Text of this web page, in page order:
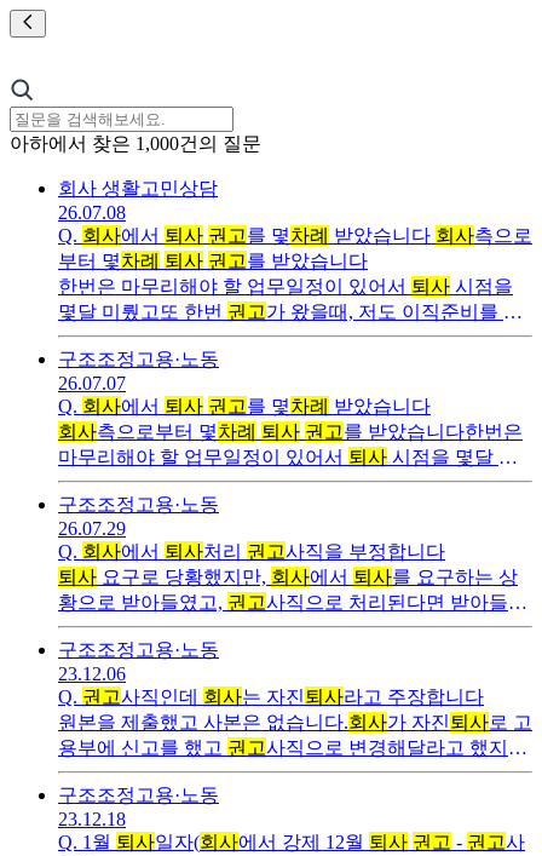
아하에서 찾은 1,000건의 질문
회사 생활고민상담
26.07.08
Q. 회사에서 퇴사 권고를 몇차례 받았습니다 회사측으로
부터 몇차례 퇴사 권고를 받았습니다
한번은 마무리해야 할 업무일정이 있어서 퇴사 시점을
몇달 미뤘고또 한번 권고가 왔을때, 저도 이직준비를 해
야 하기때문에, 이직이 확정되면퇴사하겠다고 제
구조조정 고용·노동
26.07.07
Q. 회사에서 퇴사 권고를 몇차례 받았습니다
회사측으로부터 몇차례 퇴사 권고를 받았습니다한번은
마무리해야 할 업무일정이 있어서 퇴사 시점을 몇달 미
뤘고또 한번권고가 왔을때, 저도 이직준비를 해야 하기
때문에,
구조조정 고용·노동
26.07.29
Q. 회사에서 퇴사처리 권고사직을 부정합니다
퇴사 요구로 당황했지만, 회사에서 퇴사를 요구하는 상
황으로 받아들였고, 권고사직으로 처리된다면 받아들이
겠다고 말씀드렸습니다.* 이후 저는권고사직으로 정리
되는 것으로 이해하고
구조조정 고용·노동
23.12.06
Q. 권고사직인데 회사는 자진퇴사라고 주장합니다
원본을 제출했고 사본은 없습니다.회사가 자진퇴사로 고
용부에 신고를 했고 권고사직으로 변경해달라고 했지만
안 된다고 합니다.제가 항변할 수 있는 문서도 없고(물론
사직서는
구조조정 고용·노동
23.12.18
Q. 1월 퇴사일자(회사에서 강제 12월 퇴사 권고 - 권고사